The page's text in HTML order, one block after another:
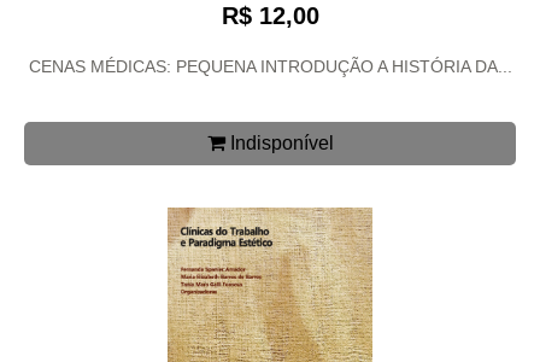
R$ 12,00
CENAS MÉDICAS: PEQUENA INTRODUÇÃO A HISTÓRIA DA...
Indisponível